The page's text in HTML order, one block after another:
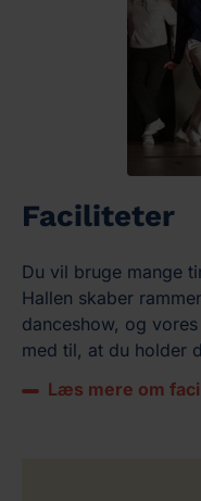
Faciliteter
Du vil bruge mange
Hallen skaber
danceshow, og
med til, at du holder
Læs mere om